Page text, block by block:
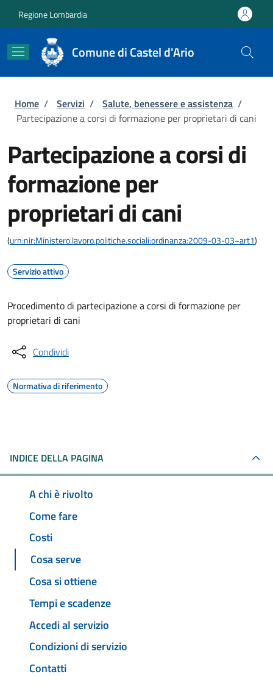
Regione Lombardia
Comune di Castel d'Ario
Briciole di pane
Home / Servizi / Salute, benessere e assistenza /
Partecipazione a corsi di formazione per proprietari di cani
Partecipazione a corsi di
formazione per
proprietari di cani
(urn:nir:Ministero.lavoro.politiche.sociali:ordinanza:2009-03-03~art1)
Servizio attivo
Procedimento di partecipazione a corsi di formazione per
proprietari di cani
Condividi
Normativa di riferimento
INDICE DELLA PAGINA
A chi è rivolto
Come fare
Costi
Cosa serve
Cosa si ottiene
Tempi e scadenze
Accedi al servizio
Condizioni di servizio
Contatti